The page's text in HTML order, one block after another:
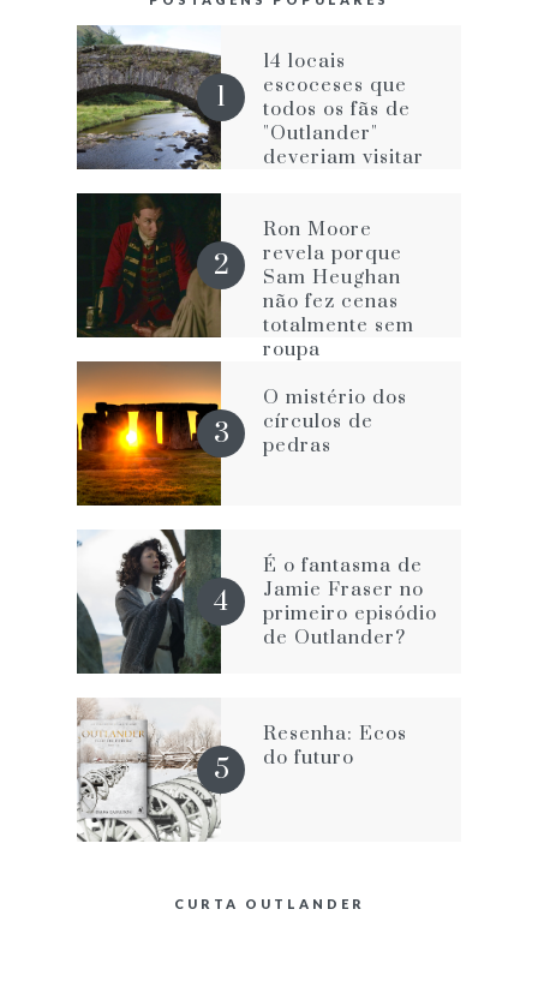
14 locais
escoceses que
todos os fãs de
"Outlander"
deveriam visitar
Ron Moore
revela porque
Sam Heughan
não fez cenas
totalmente sem
roupa
O mistério dos
círculos de
pedras
É o fantasma de
Jamie Fraser no
primeiro episódio
de Outlander?
Resenha: Ecos
do futuro
CURTA OUTLANDER